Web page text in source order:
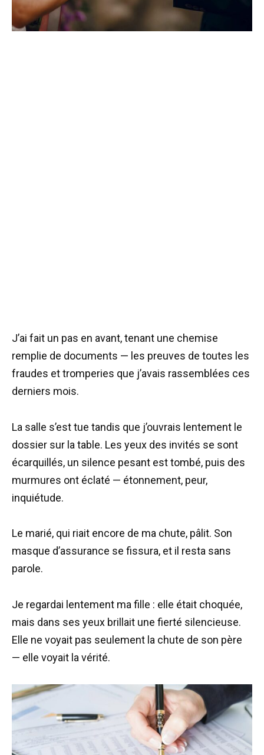
J’ai fait un pas en avant, tenant une chemise
remplie de documents — les preuves de toutes les
fraudes et tromperies que j’avais rassemblées ces
derniers mois.
La salle s’est tue tandis que j’ouvrais lentement le
dossier sur la table. Les yeux des invités se sont
écarquillés, un silence pesant est tombé, puis des
murmures ont éclaté — étonnement, peur,
inquiétude.
Le marié, qui riait encore de ma chute, pâlit. Son
masque d’assurance se fissura, et il resta sans
parole.
Je regardai lentement ma fille : elle était choquée,
mais dans ses yeux brillait une fierté silencieuse.
Elle ne voyait pas seulement la chute de son père
— elle voyait la vérité.